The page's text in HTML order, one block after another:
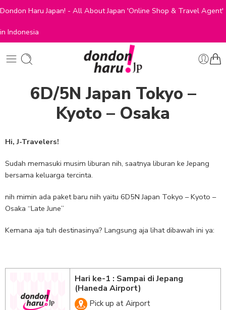
Dondon Haru Japan! - All About Japan 'Online Shop & Travel Agent'
in Indonesia
6D/5N Japan Tokyo –
Kyoto – Osaka
Hi, J-Travelers!
Sudah memasuki musim liburan nih, saatnya liburan ke Jepang
bersama keluarga tercinta.
nih mimin ada paket baru niih yaitu 6D5N Japan Tokyo – Kyoto –
Osaka “Late June”
Kemana aja tuh destinasinya? Langsung aja lihat dibawah ini ya:
Hari ke-1 : Sampai di Jepang
(Haneda Airport)
Pick up at Airport